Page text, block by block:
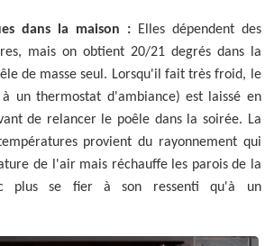
dans la maison :Elles dépendent des
mais on obtient 20/21 degrés dans la
de masse seul. Lorsqu'il fait très froid, le
un thermostat d'ambiance) est laissé en
de relancer le poêle dans la soirée. La
provient du rayonnement qui
de l'air mais réchauffe les parois de la
plus se fier à son ressenti qu'à un